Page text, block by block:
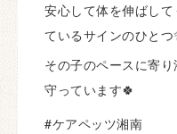
安心して体を伸ばし
ているサインのひとつ
その子のペースに寄
守っています🍀
#ケアペッツ湘南